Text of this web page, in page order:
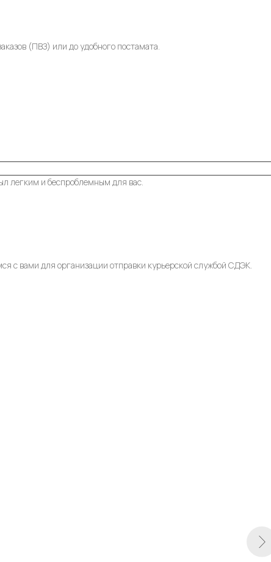
(ПВЗ) или до удобного постамата.
легким и беспроблемным для вас.
с вами для организации отправки курьерской службой СДЭК.